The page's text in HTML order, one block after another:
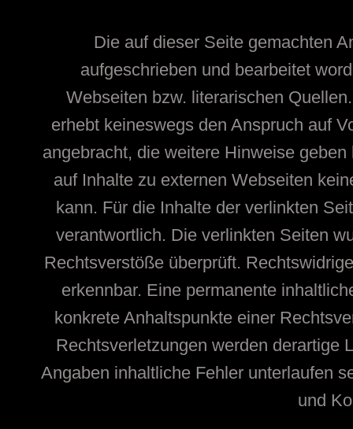
Die auf dieser Seite gemachten
aufgeschrieben und bearbeitet
Webseiten bzw. literarischen
erhebt keineswegs den Anspruch auf
angebracht, die weitere Hinweise
auf Inhalte zu externen Webseiten
kann. Für die Inhalte der verlinkten
verantwortlich. Die verlinkten Seiten
Rechtsverstöße überprüft.
erkennbar. Eine permanente
konkrete Anhaltspunkte einer
Rechtsverletzungen werden derartige
Angaben inhaltliche Fehler unterlaufen
und